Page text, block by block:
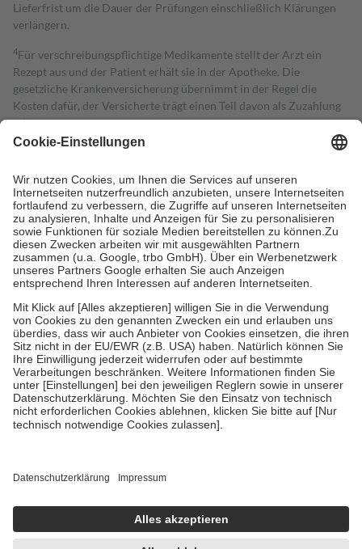
Lieferfrist um die Dauer der Prüfungen einschließlich Klärungen
verlängern.
4Für verschreibungspflichtige Medikamente stellt der Arzt ein
Rezept aus und der Patient erhält sie in der Apotheke. Die
gesetzliche Krankenversicherung übernimmt in der Regel die
Kosten dafür, der Versicherte trägt einen Teil davon als Zuzahlung
mit.
Grundsätzlich leisten Mitglieder Zuzahlungen in Höhe von zehn
höchstens zehn Euro.
Es sind jedoch nie mehr als die tatsächlichen
Kosten der Leistung zu entrichten.
Diese Regeln gelten grundsätzlich auch für Online-Apotheken.
Bei Heilmitteln und häuslicher Krankenpflege beträgt die
Zuzahlung zehn Prozent der Kosten sowie zehn Euro je
Verordnung.
Um das Engagement der Versicherten für ihre eigene Gesundheit zu
stärken und die besondere Stellung der Familie zu unterstützen,
fallenkeine Zuzahlungenan bei:
• Kindern und Jugendlichen bis zum vollendeten 18. Lebensjahr
mit Ausnahme der Fahrkosten
• Untersuchungen zur Vorsorge und Früherkennung, die von der
GKV getragen werden
• empfohlenen Schutzimpfungen
• Harn- und Blutteststreifen
getroffen, um sicherzustellen, dass es sich um echte Bewertungen
https://help.etrusted.com/hc/de/articles/4419944605341
Einige Bilder und Inhalte wurden unter Zuhilfenahme künstlicher